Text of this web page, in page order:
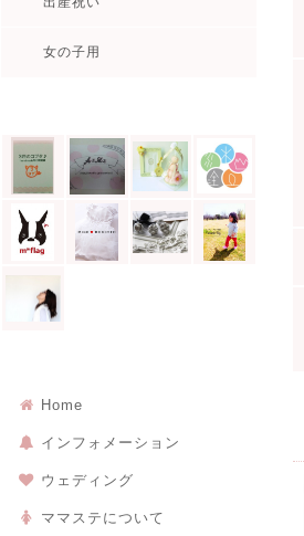
女の子用
Home
インフォメーション
ウェディング
ママステについて